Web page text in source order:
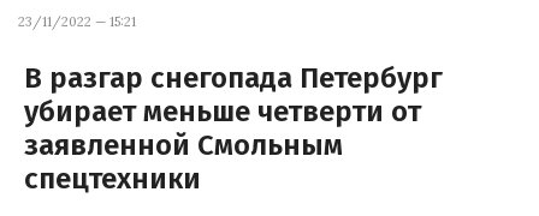
23/11/2022 — 15:21
В разгар снегопада Петербург
убирает меньше четверти от
заявленной Смольным
спецтехники